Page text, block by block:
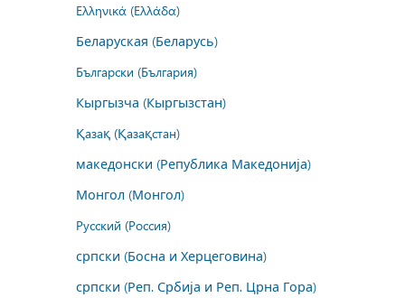
Ελληνικά (Ελλάδα)
Беларуская (Беларусь)
Български (България)
Кыргызча (Кыргызстан)
Қазақ (Қазақстан)
македонски (Република Македонија)
Монгол (Монгол)
Русский (Россия)
српски (Босна и Херцеговина)
српски (Реп. Србија и Реп. Црна Гора)